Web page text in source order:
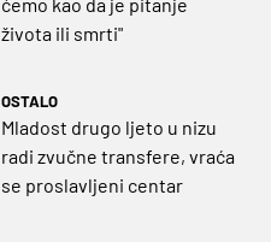
života ili smrti"
OSTALO
Mladost drugo ljeto u nizu
radi zvučne transfere, vraća
se proslavljeni centar